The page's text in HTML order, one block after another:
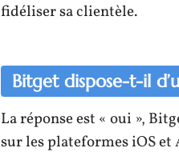
fidéliser sa clientèle.
Bitget dispose-t-il
La réponse est « oui »,
sur les plateformes iOS et